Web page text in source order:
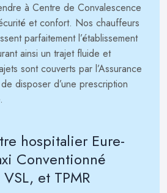
à Centre de Convalescence
et confort. Nos chauffeurs
parfaitement l’établissement
ainsi un trajet fluide et
sont couverts par l’Assurance
disposer d’une prescription
hospitalier Eure-
Conventionné
et TPMR